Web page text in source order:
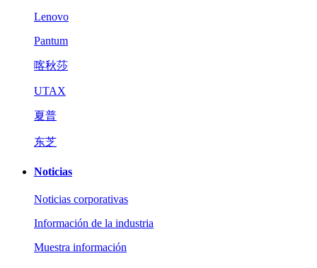
Lenovo
Pantum
喀秋莎
UTAX
夏普
东芝
Noticias
Noticias corporativas
Información de la industria
Muestra información